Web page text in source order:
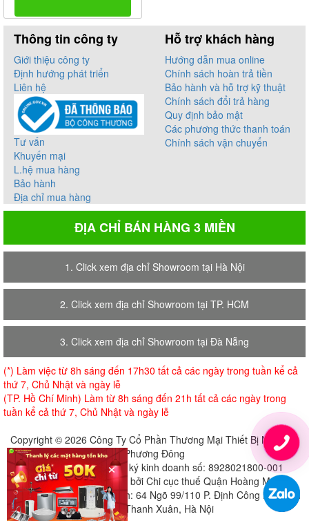
Thông tin công ty
Giới thiệu công ty
Định hướng phát triển
Liên hệ
Tư vấn
Khuyến mại
L.hệ mua hàng
Bảo hành
Địa chỉ mua hàng
Hỗ trợ khách hàng
Hướng dẫn mua online
Chính sách hoàn trả tiền
Bảo hành và hỗ trợ kỹ thuật
Chính sách đổi trả hàng
Quy định bảo mật
Các phương thức thanh toán
Chính sách vận chuyển
ĐỊA CHỈ BÁN HÀNG 3 MIỀN
1. Click xem địa chỉ Showroom tại Hà Nội
2. Click xem địa chỉ Showroom tại TP. HCM
3. Click xem địa chỉ Showroom tại Đà Nẵng
(*) Làm việc từ 8h sáng đến 17h30 tất cả các ngày trong tuần kể cả
thứ 7, Chủ Nhật và ngày lễ
(TP. Hồ Chí Minh) Làm từ 8h sáng đến 21h tất cả các ngày trong
tuần kể cả thứ 7, Chủ Nhật và ngày lễ
Copyright © 2026 Công Ty Cổ Phần Thương Mại Thiết Bị Nội Thất
Phương Đông
Giấy chứng nhận đăng ký kinh doanh số: 8928021800-001
Cấp ngày 18-07-2018 bởi Chi cục thuế Quận Hoàng Mai
Địa chỉ đăng ký trụ sở chính: 64 Ngõ 99/110 P. Định Công Hạ, Định
Công, Thanh Xuân, Hà Nội
×